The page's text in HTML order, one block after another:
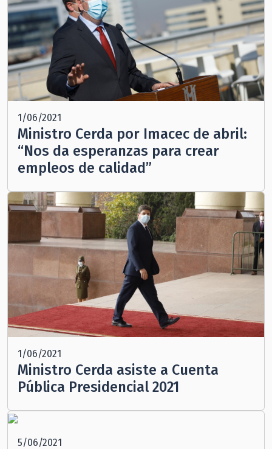
1/06/2021
Ministro Cerda por Imacec de abril:
“Nos da esperanzas para crear
empleos de calidad”
1/06/2021
Ministro Cerda asiste a Cuenta
Pública Presidencial 2021
5/06/2021